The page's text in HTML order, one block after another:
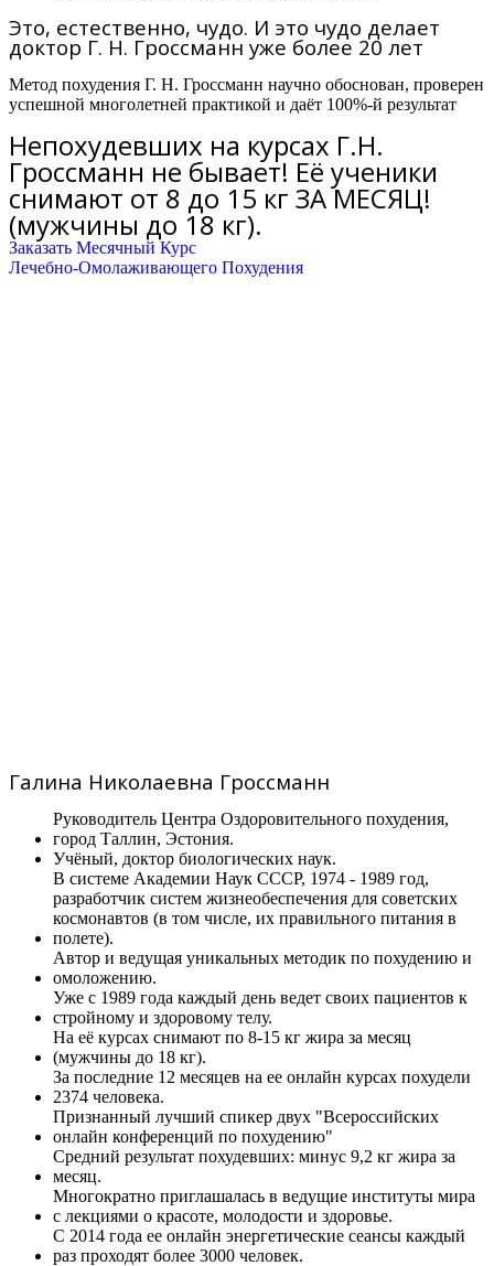
Это, естественно, чудо. И это чудо делает
доктор Г. Н. Гроссманн уже более 20 лет
Метод похудения Г. Н. Гроссманн научно обоснован, проверен
успешной многолетней практикой и даёт 100%-й результат
Непохудевших на курсах Г.Н.
Гроссманн не бывает! Её ученики
снимают от 8 до 15 кг ЗА МЕСЯЦ!
(мужчины до 18 кг).
Заказать Месячный Курс
Лечебно-Омолаживающего Похудения
Галина Николаевна Гроссманн
Руководитель Центра Оздоровительного похудения,
город Таллин, Эстония.
Учёный, доктор биологических наук.
В системе Академии Наук СССР, 1974 - 1989 год,
разработчик систем жизнеобеспечения для советских
космонавтов (в том числе, их правильного питания в
полете).
Автор и ведущая уникальных методик по похудению и
омоложению.
Уже с 1989 года каждый день ведет своих пациентов к
стройному и здоровому телу.
На её курсах снимают по 8-15 кг жира за месяц
(мужчины до 18 кг).
За последние 12 месяцев на ее онлайн курсах похудели
2374 человека.
Признанный лучший спикер двух "Всероссийских
онлайн конференций по похудению"
Средний результат похудевших: минус 9,2 кг жира за
месяц.
Многократно приглашалась в ведущие институты мира
с лекциями о красоте, молодости и здоровье.
С 2014 года ее онлайн энергетические сеансы каждый
раз проходят более 3000 человек.